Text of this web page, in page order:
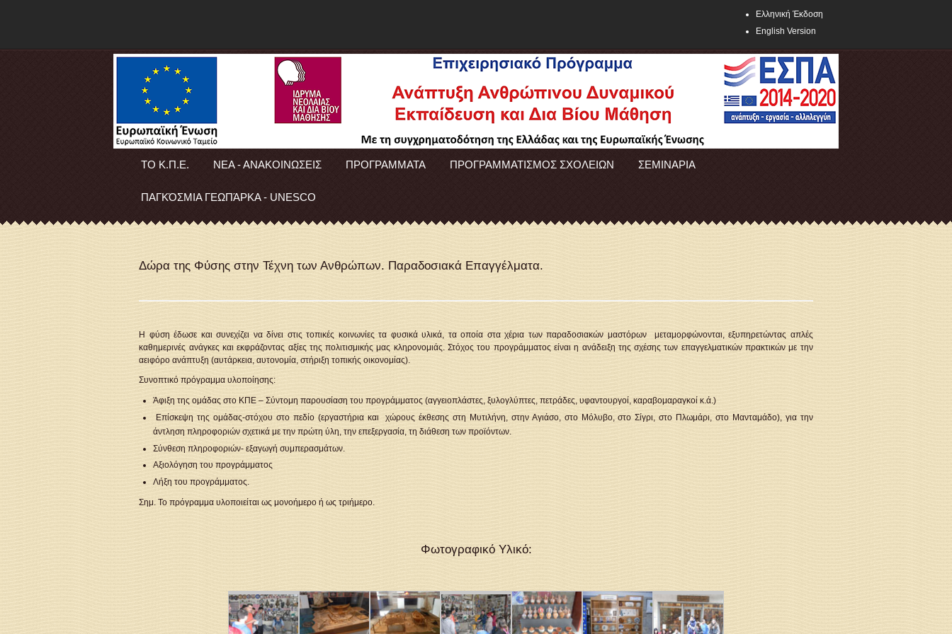
Ελληνική Έκδοση
English Version
ΤΟ Κ.Π.Ε. ΝΕΑ - ΑΝΑΚΟΙΝΩΣΕΙΣ ΠΡΟΓΡΑΜΜΑΤΑ ΠΡΟΓΡΑΜΜΑΤΙΣΜΟΣ ΣΧΟΛΕΙΩΝ ΣΕΜΙΝΑΡΙΑ
ΠΑΓΚΌΣΜΙΑ ΓΕΩΠΆΡΚΑ - UNESCO
Δώρα της Φύσης στην Τέχνη των Ανθρώπων. Παραδοσιακά Επαγγέλματα.
Η φύση έδωσε και συνεχίζει να δίνει στις τοπικές κοινωνίες τα φυσικά υλικά, τα οποία στα χέρια των παραδοσιακών μαστόρων μεταμορφώνονται, εξυπηρετώντας απλές
καθημερινές ανάγκες και εκφράζοντας αξίες της πολιτισμικής μας κληρονομιάς. Στόχος του προγράμματος είναι η ανάδειξη της σχέσης των επαγγελματικών πρακτικών με την
αειφόρο ανάπτυξη (αυτάρκεια, αυτονομία, στήριξη τοπικής οικονομίας).
Συνοπτικό πρόγραμμα υλοποίησης:
Άφιξη της ομάδας στο ΚΠΕ – Σύντομη παρουσίαση του προγράμματος (αγγειοπλάστες, ξυλογλύπτες, πετράδες, υφαντουργοί, καραβομαραγκοί κ.ά.)
Επίσκεψη της ομάδας-στόχου στο πεδίο (εργαστήρια και χώρους έκθεσης στη Μυτιλήνη, στην Αγιάσο, στο Μόλυβο, στο Σίγρι, στο Πλωμάρι, στο Μανταμάδο), για την
άντληση πληροφοριών σχετικά με την πρώτη ύλη, την επεξεργασία, τη διάθεση των προϊόντων.
Σύνθεση πληροφοριών- εξαγωγή συμπερασμάτων.
Αξιολόγηση του προγράμματος
Λήξη του προγράμματος.
Σημ. Το πρόγραμμα υλοποιείται ως μονοήμερο ή ως τριήμερο.
Φωτογραφικό Υλικό: